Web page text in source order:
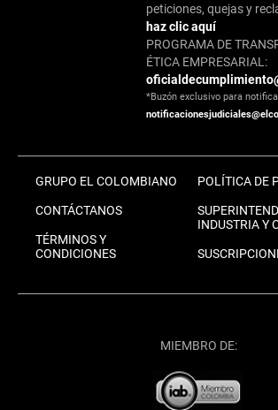
peticiones, quejas y
haz clic aquí
PROGRAMA DE
ÉTICA EMPRESARIAL:
*Buzón exclusivo para
GRUPO EL COLOMBIANO
CONTÁCTANOS
TÉRMINOS Y
CONDICIONES
POLÍTICA DE
INDUSTRIA Y
MIEMBRO DE: